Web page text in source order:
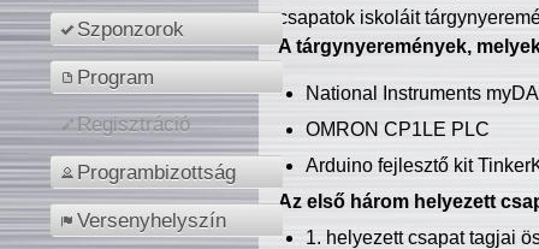
Szponzorok
Program
Regisztráció
Programbizottság
Versenyhelyszín
csapatok iskoláit
A tárgynyeremények,
National Instruments
OMRON CP1LE PLC
Arduino fejlesztő kit
Az első három helyezett
1. helyezett csapat tagjai